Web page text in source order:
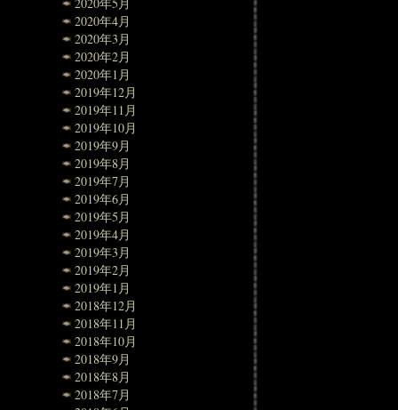
2020年4月
2020年3月
2020年2月
2020年1月
2019年12月
2019年11月
2019年10月
2019年9月
2019年8月
2019年7月
2019年6月
2019年5月
2019年4月
2019年3月
2019年2月
2019年1月
2018年12月
2018年11月
2018年10月
2018年9月
2018年8月
2018年7月